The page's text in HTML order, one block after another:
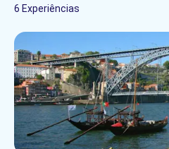
Tours de patinete
Cultura e história
Espanhol
Italiano
Japonês
6 Experiências